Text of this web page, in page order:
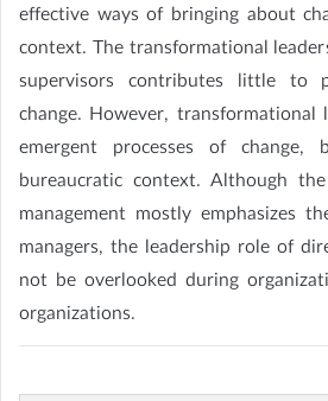
effective ways of bringing about
context. The transformational
supervisors contributes little to
change. However, transformational
emergent processes of
bureaucratic context. Although
management mostly emphasizes
managers, the leadership role of
not be overlooked during
organizations.